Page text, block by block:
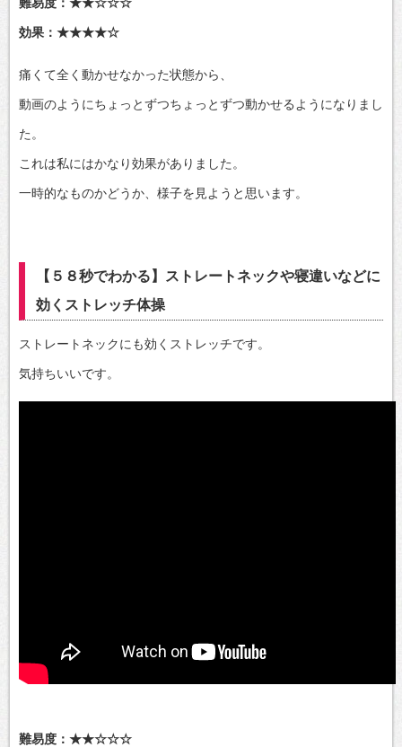
効果：★★★★☆
痛くて全く動かせなかった状態から、
動画のようにちょっとずつちょっとずつ動かせるようになりまし
た。
これは私にはかなり効果がありました。
一時的なものかどうか、様子を見ようと思います。
【５８秒でわかる】ストレートネックや寝違いなどに
効くストレッチ体操
ストレートネックにも効くストレッチです。
気持ちいいです。
難易度：★★☆☆☆